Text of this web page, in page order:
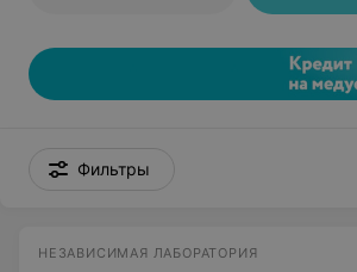
Фильтры
НЕЗАВИСИМАЯ ЛАБОРАТОРИЯ